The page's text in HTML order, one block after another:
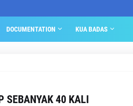
DOCUMENTATION KUA BADAS
SEBANYAK 40 KALI